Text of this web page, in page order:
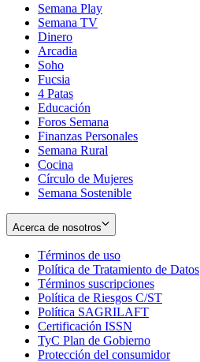
Semana Play
Semana TV
Dinero
Arcadia
Soho
in
new
window
Fucsia
in
new
window
4 Patas
Educación
Foros Semana
Finanzas Personales
Semana Rural
Cocina
Círculo de Mujeres
Semana Sostenible
Acerca de nosotros
Términos de uso
in
new
window
Política de Tratamiento de Datos
Términos suscripciones
in
Política de Riesgos C/ST
Política SAGRILAFT
new
window
Certificación ISSN
in
new
TyC Plan de Gobierno
in
Protección del consumidorOpens